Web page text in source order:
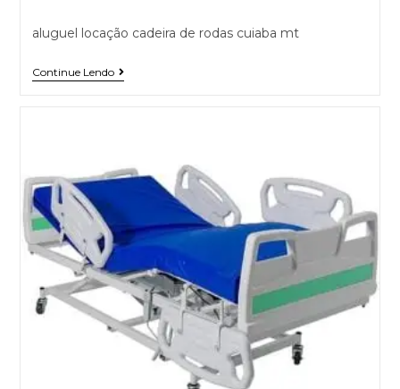
aluguel locação cadeira de rodas cuiaba mt
Continue Lendo